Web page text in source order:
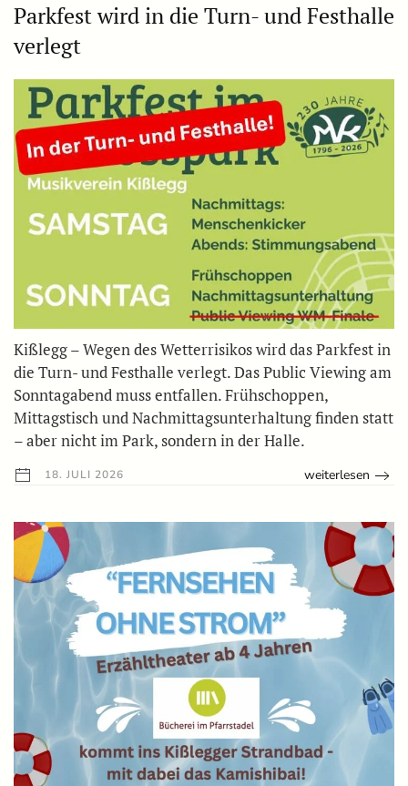
Parkfest wird in die Turn- und Festhalle
verlegt
Kißlegg – Wegen des Wetterrisikos wird das Parkfest in
die Turn- und Festhalle verlegt. Das Public Viewing am
Sonntagabend muss entfallen. Frühschoppen,
Mittagstisch und Nachmittagsunterhaltung finden statt
– aber nicht im Park, sondern in der Halle.
18. JULI 2026 weiterlesen